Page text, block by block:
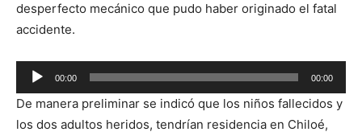
desperfecto mecánico que pudo haber originado el fatal
accidente.
Reproductor
de
audio
00:00 00:00
De manera preliminar se indicó que los niños fallecidos y
los dos adultos heridos, tendrían residencia en Chiloé,